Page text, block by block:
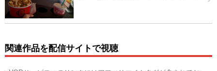
関連作品を配信サイトで視聴